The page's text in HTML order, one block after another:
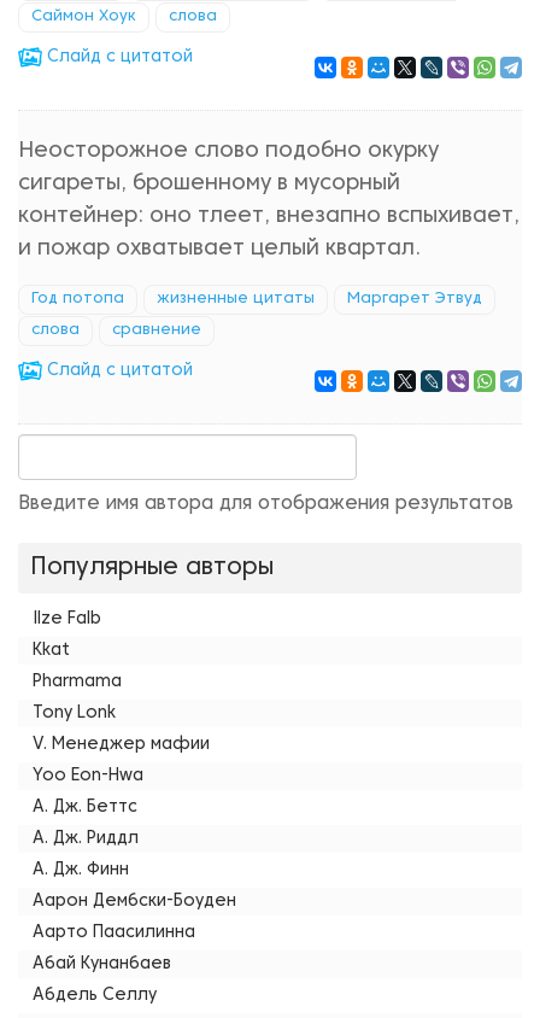
Саймон Хоук слова
Cлайд с цитатой
Неосторожное слово подобно окурку
сигареты, брошенному в мусорный
контейнер: оно тлеет, внезапно вспыхивает,
и пожар охватывает целый квартал.
Год потопа жизненные цитаты Маргарет Этвуд
слова сравнение
Cлайд с цитатой
Введите имя автора для отображения результатов
Популярные авторы
Ilze Falb
Kkat
Pharmama
Tony Lonk
V. Менеджер мафии
Yoo Eon-Hwa
А. Дж. Беттс
А. Дж. Риддл
А. Дж. Финн
Аарон Дембски-Боуден
Аарто Паасилинна
Абай Кунанбаев
Абдель Селлу